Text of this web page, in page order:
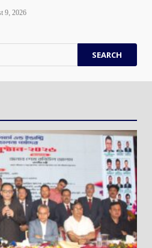
9, 2026